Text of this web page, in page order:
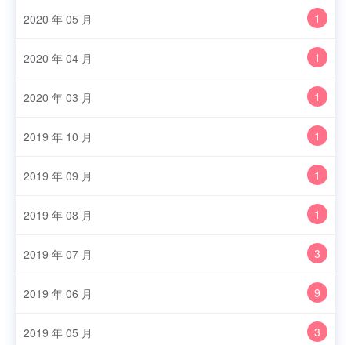
2020 年 05 月 1
2020 年 04 月 1
2020 年 03 月 1
2019 年 10 月 1
2019 年 09 月 1
2019 年 08 月 1
2019 年 07 月 3
2019 年 06 月 9
2019 年 05 月 3